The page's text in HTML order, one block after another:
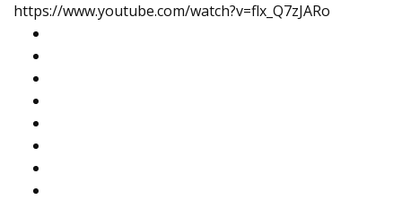
https://www.youtube.com/watch?v=flx_Q7zJARo